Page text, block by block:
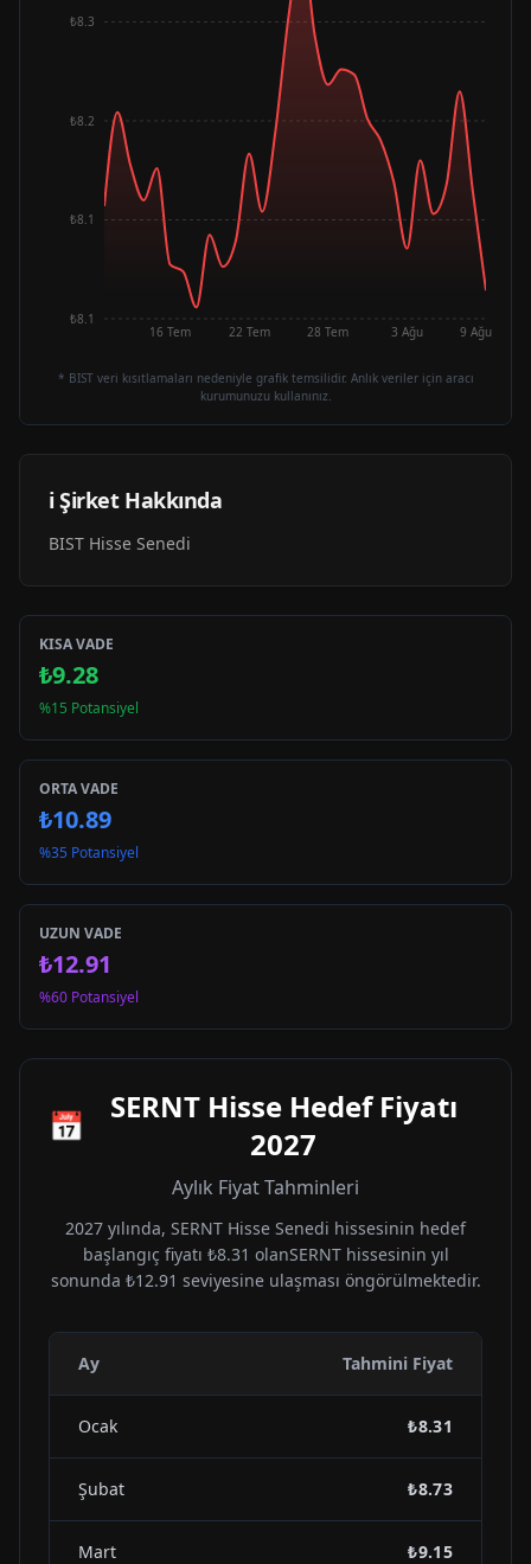
16 Tem 22 Tem 28 Tem 3 Ağu 9 Ağu
₺8.1
₺8.1
₺8.2
₺8.3
* BIST veri kısıtlamaları nedeniyle grafik temsilidir. Anlık veriler için aracı
kurumunuzu kullanınız.
ℹ️ Şirket Hakkında
BIST Hisse Senedi
KISA VADE
₺9.28
%15 Potansiyel
ORTA VADE
₺10.89
%35 Potansiyel
UZUN VADE
₺12.91
%60 Potansiyel
📅 SERNTHisse Hedef Fiyatı
2027
Aylık Fiyat Tahminleri
2027 yılında, SERNT Hisse Senedi hissesinin hedef
başlangıç fiyatı ₺8.31 olanSERNThissesinin yıl
sonunda ₺12.91 seviyesine ulaşması öngörülmektedir.
Ay Tahmini Fiyat
Ocak ₺8.31
Şubat ₺8.73
Mart ₺9.15